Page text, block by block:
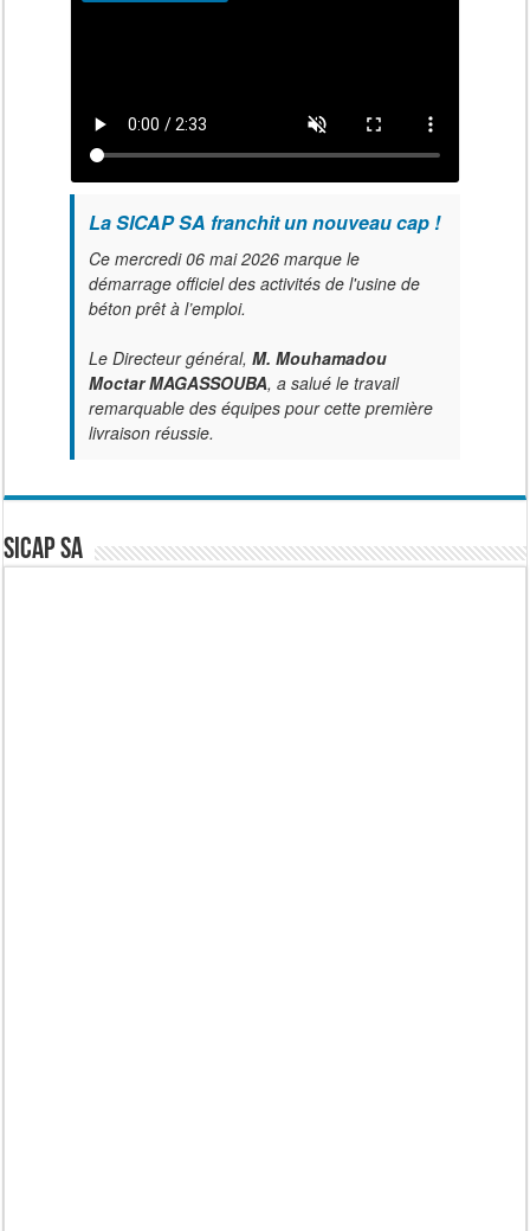
La SICAP SA franchit un nouveau cap !
Ce mercredi 06 mai 2026 marque le
démarrage officiel des activités de l'usine de
béton prêt à l’emploi.
Le Directeur général, M. Mouhamadou
Moctar MAGASSOUBA, a salué le travail
remarquable des équipes pour cette première
livraison réussie.
SICAP SA